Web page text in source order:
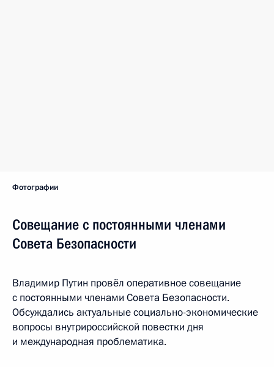
Фотографии
Совещание с постоянными членами
Совета Безопасности
Владимир Путин провёл оперативное совещание
с постоянными членами Совета Безопасности.
Обсуждались актуальные социально-экономические
вопросы внутрироссийской повестки дня
и международная проблематика.